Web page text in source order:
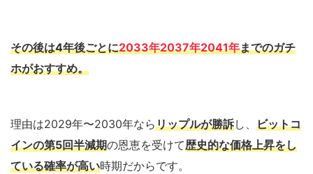
その後は4年後ごとに2033年2037年2041年までのガチ
ホがおすすめ。
理由は2029年〜2030年ならリップルが勝訴し、 ビットコ
インの第5回半減期の恩恵を受けて歴史的な価格上昇をし
ている確率が高い時期だからです。